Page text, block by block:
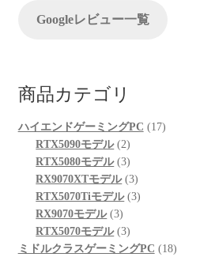
ンGoogleレビュー一覧
商品カテゴリ
ハイエンドゲーミングPC 1717
RTX5090モデル 22
個
の
商
RTX5080モデル 33
個
の
品
RX9070XTモデル 33
個
品
RTX5070Tiモデル 33
商
RX9070モデル 33
個
の
RTX5070モデル 33
個
ミドルクラスゲーミングPC 1818